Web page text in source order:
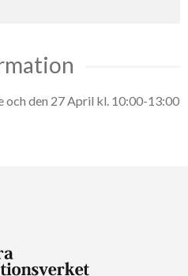
och den 27 April kl. 10:00-13:00